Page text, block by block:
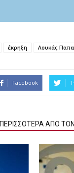
έκρηξη Λουκάς
Facebook
ΠΕΡΙΣΣΟΤΕΡΑ ΑΠΟ